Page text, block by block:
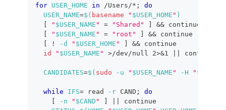
for USER_HOME in /Users/* ;
do
USER_NAME=$( basename " $USER_HOME " )
[
" $USER_NAME " = "Shared" ] && continue
[
" $USER_NAME " = "root" ] && continue
[
! -d " $USER_HOME " ] && continue
id
" $USER_NAME " >/dev/null 2>&1 continue
CANDIDATES=$( sudo -u " $USER_NAME " -H "
while IFS= read -r CAND ;
do
[
-n " $CAND " ]
continue